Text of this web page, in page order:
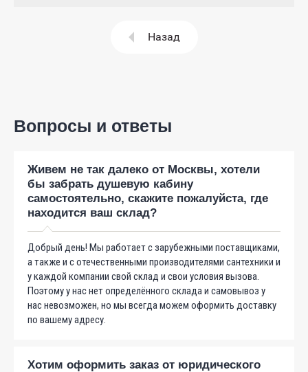
Назад
Вопросы и ответы
Живем не так далеко от Москвы, хотели
бы забрать душевую кабину
самостоятельно, скажите пожалуйста, где
находится ваш склад?
Добрый день! Мы работает с зарубежными поставщиками,
а также и с отечественными производителями сантехники и
у каждой компании свой склад и свои условия вызова.
Поэтому у нас нет определённого склада и самовывоз у
нас невозможен, но мы всегда можем оформить доставку
по вашему адресу.
Хотим оформить заказ от юридического